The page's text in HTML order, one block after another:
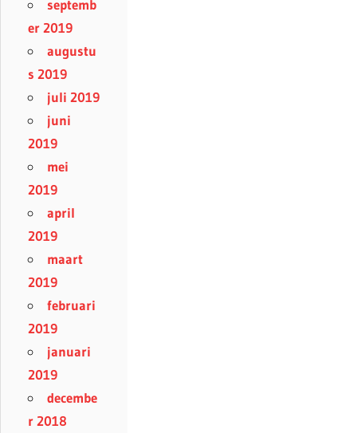
septemb
er 2019
augustu
s 2019
juli 2019
juni
2019
mei
2019
april
2019
maart
2019
februari
2019
januari
2019
decembe
r 2018